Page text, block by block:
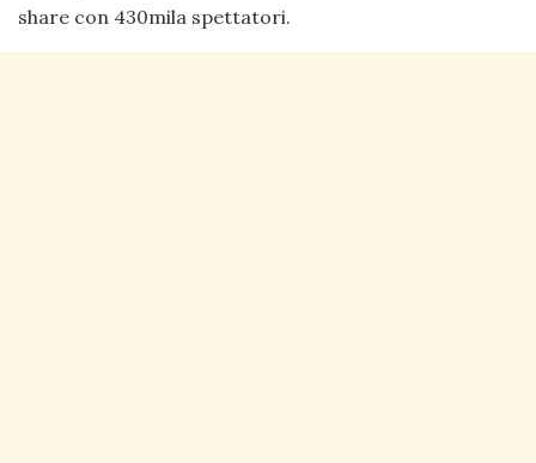
share con 430mila spettatori.